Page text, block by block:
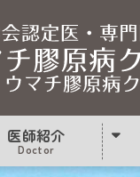
医師紹介
Doctor